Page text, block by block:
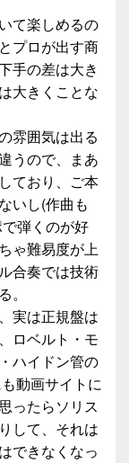
て楽しめるの
プロが出す商
手の差は大き
大きくことな
雰囲気は出る
うので、まあ
ており、ご本
いし(作曲も
弾くのが好
ゃ難易度が上
合奏では技術
実は正規盤は
ロベルト・モ
ハイドン管の
動画サイトに
ったらソリス
して、それは
できなくなっ